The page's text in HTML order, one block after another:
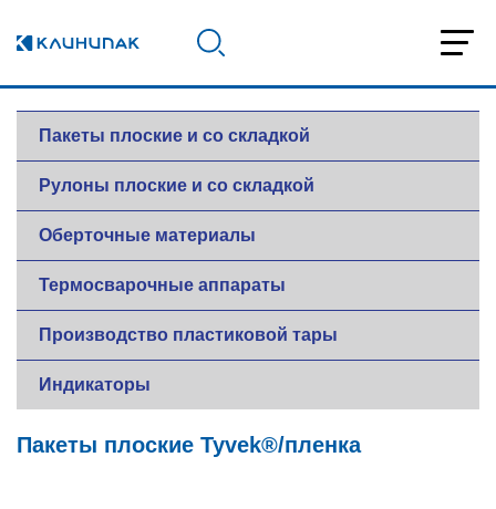
Пакеты плоские и со складкой
Рулоны плоские и со складкой
Оберточные материалы
Термосварочные аппараты
Производство пластиковой тары
Индикаторы
Пакеты плоские Tyvek®/пленка